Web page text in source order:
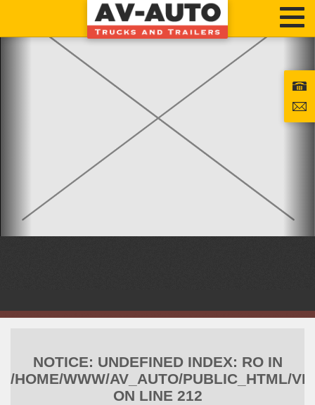
NOTICE: UNDEFINED INDEX: RO IN
/HOME/WWW/AV_AUTO/PUBLIC_HTML/
ON LINE 212